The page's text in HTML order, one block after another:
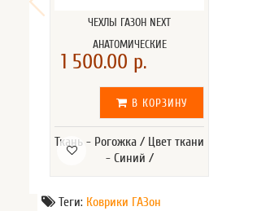
ЧЕХЛЫ ГАЗОН NEXT
АНАТОМИЧЕСКИЕ
1 500.00 р.
В КОРЗИНУ
Ткань - Рогожка / Цвет ткани
- Синий /
Теги: Коврики ГАЗон